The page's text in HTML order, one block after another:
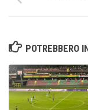
POTREBBERO